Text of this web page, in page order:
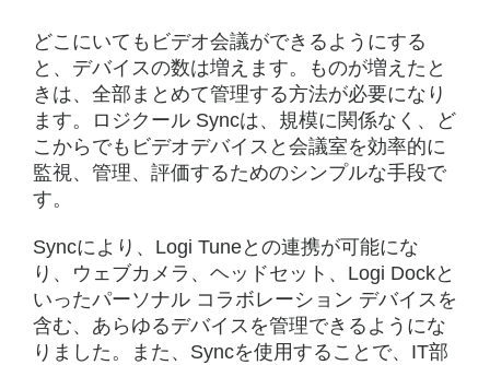
どこにいてもビデオ会議ができるようにする
と、デバイスの数は増えます。ものが増えたと
きは、全部まとめて管理する方法が必要になり
ます。ロジクール Syncは、規模に関係なく、ど
こからでもビデオデバイスと会議室を効率的に
監視、管理、評価するためのシンプルな手段で
す。
Syncにより、Logi Tuneとの連携が可能にな
り、ウェブカメラ、ヘッドセット、Logi Dockと
いったパーソナル コラボレーション デバイスを
含む、あらゆるデバイスを管理できるようにな
りました。また、Syncを使用することで、IT部